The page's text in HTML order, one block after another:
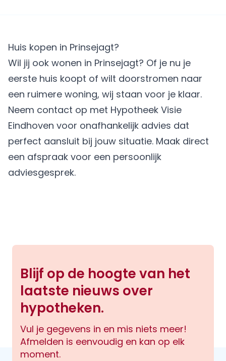
Huis kopen in Prinsejagt?
Wil jij ook wonen in Prinsejagt? Of je nu je
eerste huis koopt of wilt doorstromen naar
een ruimere woning, wij staan voor je klaar.
Neem contact op met Hypotheek Visie
Eindhoven voor onafhankelijk advies dat
perfect aansluit bij jouw situatie. Maak direct
een afspraak voor een persoonlijk
adviesgesprek.
Blijf op de hoogte van het
laatste nieuws over
hypotheken.
Vul je gegevens in en mis niets meer!
Afmelden is eenvoudig en kan op elk
moment.